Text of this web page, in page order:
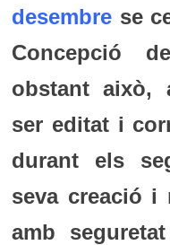
desembrese
Concepció
obstant això,
ser editat i
durant els
seva creació i
amb